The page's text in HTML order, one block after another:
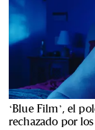
‘Blue Film’, el
rechazado por